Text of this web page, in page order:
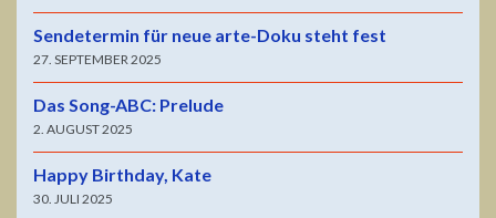
Sendetermin für neue arte-Doku steht fest
27. SEPTEMBER 2025
Das Song-ABC: Prelude
2. AUGUST 2025
Happy Birthday, Kate
30. JULI 2025